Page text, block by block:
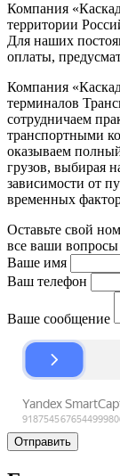
Компания
территории
Для наших
оплаты,
Компания
терминалов
сотрудничаем
транспортными
оказываем
грузов, выбирая
зависимости от
временных
Оставьте свой
все ваши вопросы
Ваше имя
Ваш телефон
Ваше сообщение
Отправить